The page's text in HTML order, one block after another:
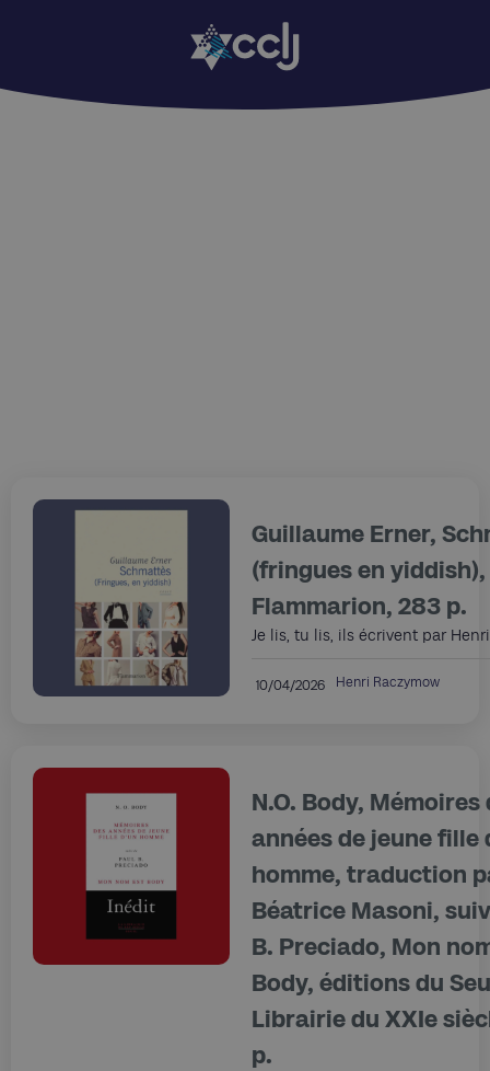
Guillaume Erner,
(fringues en
Flammarion, 283 p.
Je lis, tu lis, ils écrivent par
10/04/2026 Henri Raczymow
N.O. Body, Mémoires
années de jeune fille
homme, traduction
Béatrice Masoni,
B. Preciado, Mon
Body, éditions du
Librairie du XXIe
p.